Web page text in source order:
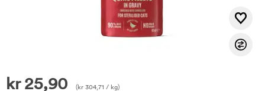
kr 25,90 ( kr 304,71 / kg)